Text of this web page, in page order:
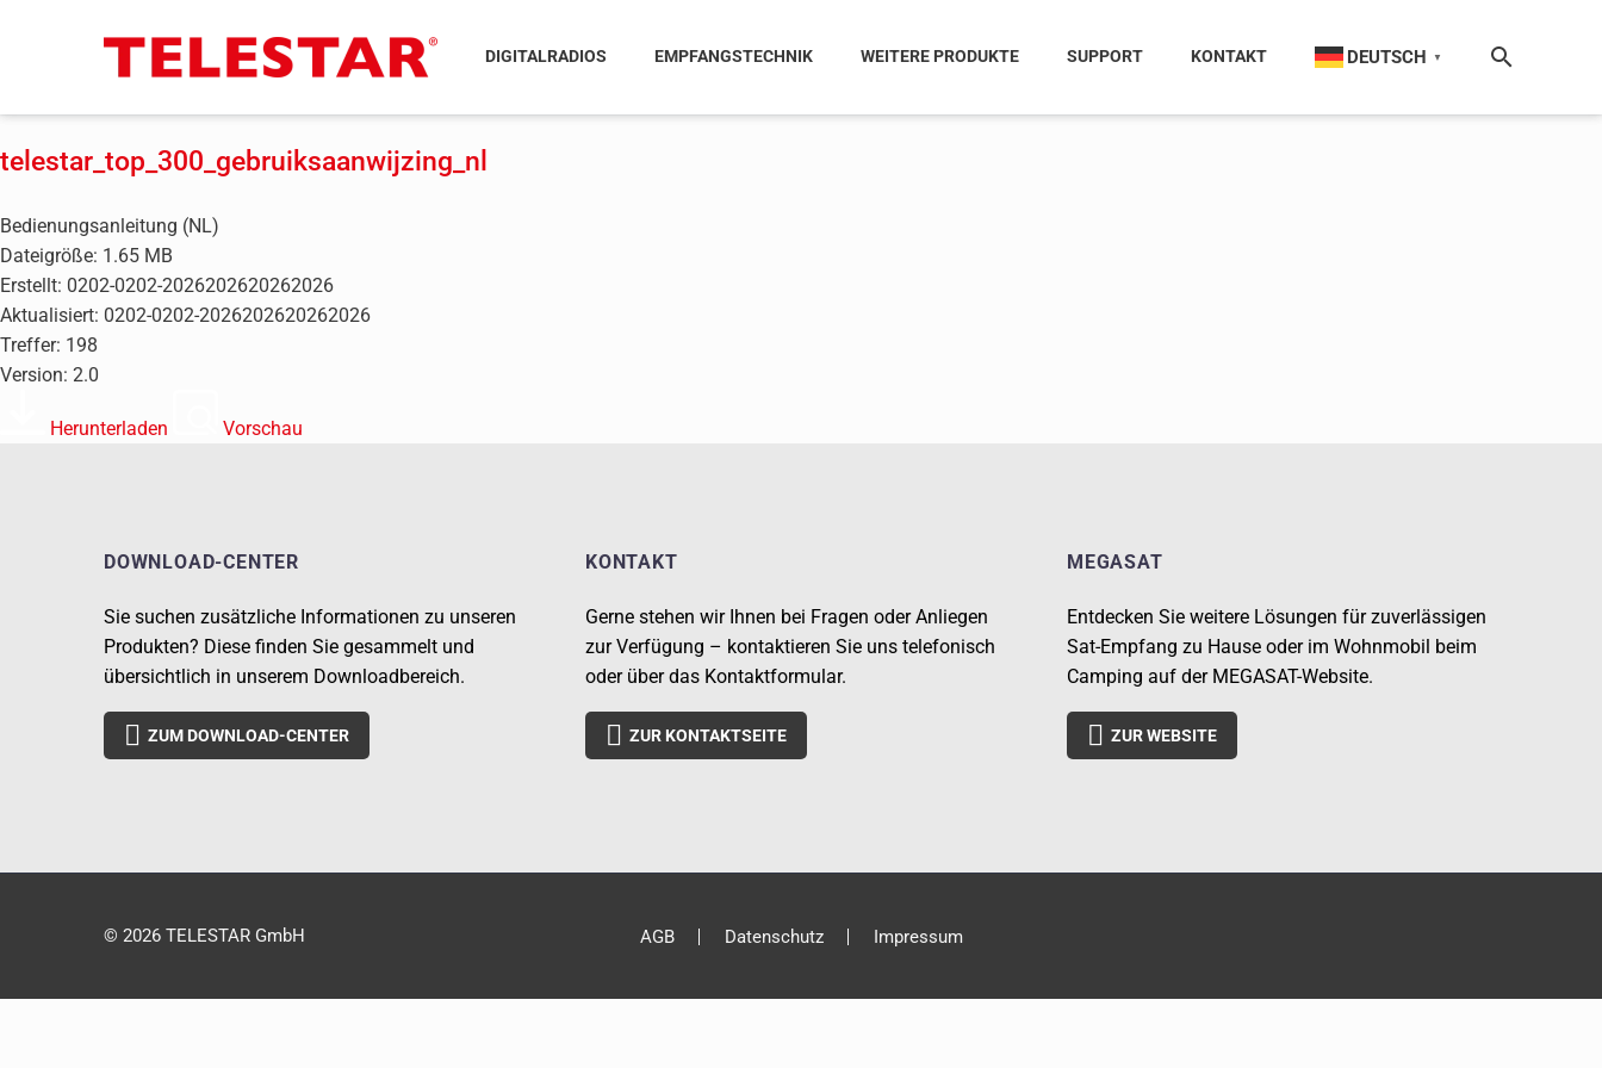
DIGITALRADIOS EMPFANGSTECHNIK WEITERE PRODUKTE SUPPORT KONTAKT DEUTSCH ▼
telestar_top_300_gebruiksaanwijzing_nl
Bedienungsanleitung (NL)
Dateigröße: 1.65 MB
Erstellt: 0202-0202-2026202620262026
Aktualisiert: 0202-0202-2026202620262026
Treffer: 198
Version: 2.0
Herunterladen Vorschau
DOWNLOAD-CENTER
Sie suchen zusätzliche Informationen zu unseren
Produkten? Diese finden Sie gesammelt und
übersichtlich in unserem Downloadbereich.
 ZUM DOWNLOAD-CENTER
KONTAKT
Gerne stehen wir Ihnen bei Fragen oder Anliegen
zur Verfügung – kontaktieren Sie uns telefonisch
oder über das Kontaktformular.
 ZUR KONTAKTSEITE
MEGASAT
Entdecken Sie weitere Lösungen für zuverlässigen
Sat-Empfang zu Hause oder im Wohnmobil beim
Camping auf der MEGASAT-Website.
 ZUR WEBSITE
AGB Datenschutz Impressum
© 2026 TELESTAR GmbH